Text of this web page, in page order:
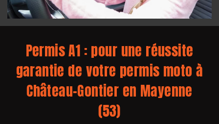
Permis A1 : pour une réussite
garantie de votre permis moto à
Château-Gontier en Mayenne
(53)